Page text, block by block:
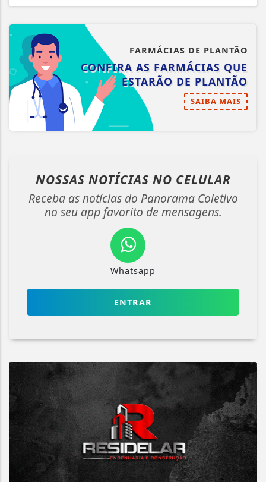
FARMÁCIAS DE PLANTÃO
CONFIRA AS FARMÁCIAS QUE
ESTARÃO DE PLANTÃO
SAIBA MAIS
NOSSAS NOTÍCIAS NO CELULAR
Receba as notícias do Panorama Coletivo
no seu app favorito de mensagens.
Whatsapp
ENTRAR